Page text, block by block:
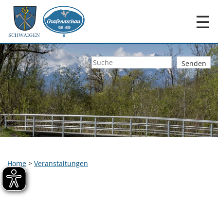
☰
Home > Veranstaltungen